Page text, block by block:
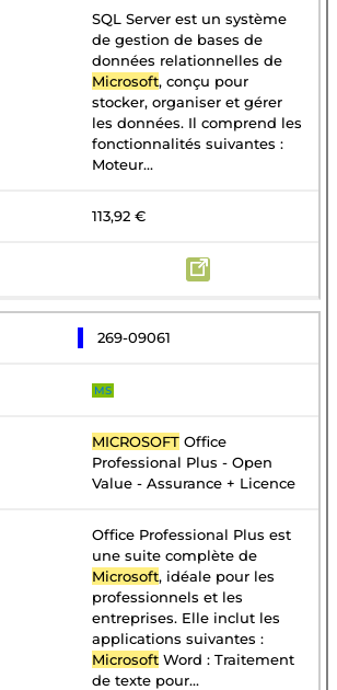
SQL Server est un système
de gestion de bases de
données relationnelles de
Microsoft, conçu pour
stocker, organiser et gérer
les données. Il comprend les
fonctionnalités suivantes :
Moteur...
113,92 €
269-09061
MS
MICROSOFT Office
Professional Plus - Open
Value - Assurance + Licence
Office Professional Plus est
une suite complète de
Microsoft, idéale pour les
professionnels et les
entreprises. Elle inclut les
applications suivantes :
Microsoft Word : Traitement
de texte pour...